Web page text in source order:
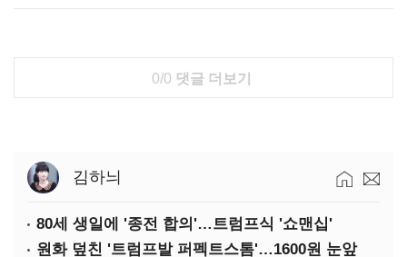
0/0 댓글 더보기
김하늬
80세 생일에 '종전 합의'…트럼프식 '쇼맨십'
원화 덮친 '트럼프발 퍼펙트스톰'…1600원 눈앞